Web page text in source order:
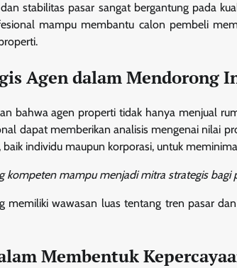
stabilitas pasar sangat bergantung pada
mampu membantu calon pembeli
Agen dalam Mendorong
bahwa agen properti tidak hanya menjual
dapat memberikan analisis mengenai nilai
individu maupun korporasi, untuk
kompeten mampu menjadi mitra strategis
memiliki wawasan luas tentang tren pasar
Membentuk